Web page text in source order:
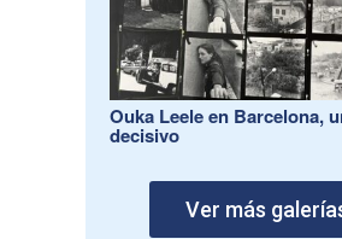
Ouka Leele en Barcelona,
decisivo
Ver más